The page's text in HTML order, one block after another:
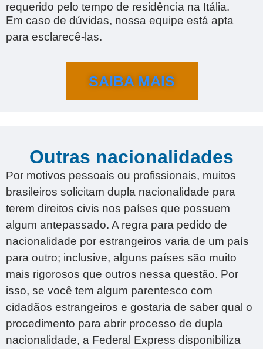
requerido pelo tempo de residência na Itália.
Em caso de dúvidas, nossa equipe está apta
para esclarecê-las.
SAIBA MAIS
Outras nacionalidades
Por motivos pessoais ou profissionais, muitos
brasileiros solicitam dupla nacionalidade para
terem direitos civis nos países que possuem
algum antepassado. A regra para pedido de
nacionalidade por estrangeiros varia de um país
para outro; inclusive, alguns países são muito
mais rigorosos que outros nessa questão. Por
isso, se você tem algum parentesco com
cidadãos estrangeiros e gostaria de saber qual o
procedimento para abrir processo de dupla
nacionalidade, a Federal Express disponibiliza